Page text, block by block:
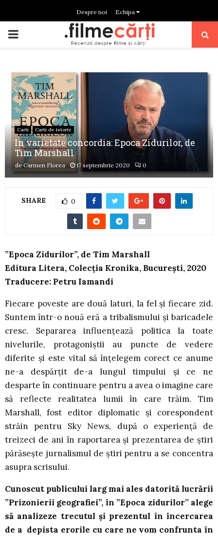
Despre noi Echipa
PRIMARY
Carti Carti de istorie
In varietate concordia: Epoca Zidurilor, de
Tim Marshall
deCarmen Florea 17 septembrie 2020 0
SHARE 0
”Epoca Zidurilor”, de Tim Marshall
Editura Litera, Colecția Kronika, București, 2020
Traducere: Petru Iamandi
Fiecare poveste are două laturi, la fel și fiecare zid.
Suntem într-o nouă eră a tribalismului și baricadele
cresc. Separarea influențează politica la toate
nivelurile, protagoniștii au puncte de vedere
diferite și este vital să înțelegem corect ce anume
ne-a despărțit de-a lungul timpului și ce ne
desparte în continuare pentru a avea o imagine care
să reflecte realitatea lumii în care trăim. Tim
Marshall, fost editor diplomatic și corespondent
străin pentru Sky News, după o experiență de
treizeci de ani în raportarea și prezentarea de știri
părăsește jurnalismul de știri pentru a se concentra
asupra scrisului.
Cunoscut publicului larg mai ales datorită lucrării
”Prizonierii geografiei”, în ”Epoca zidurilor” alege
să analizeze trecutul și prezentul în încercarea
de a depista erorile cu care ne vom confrunta în